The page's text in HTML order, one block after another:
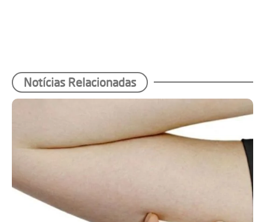
Notícias Relacionadas